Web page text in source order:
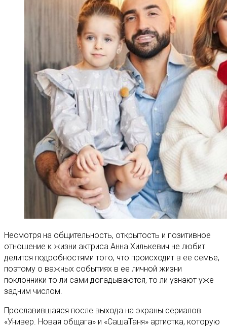
Несмотря на общительность, открытость и позитивное
отношение к жизни актриса Анна Хилькевич не любит
делится подробностями того, что происходит в ее семье,
поэтому о важных событиях в ее личной жизни
поклонники то ли сами догадываются, то ли узнают уже
задним числом.
Прославившаяся после выхода на экраны сериалов
«Универ. Новая общага» и «СашаТаня» артистка, которую